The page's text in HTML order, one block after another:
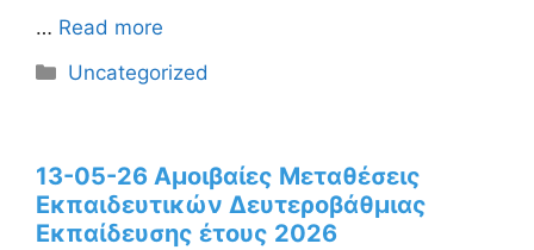
… Read more
Κατηγορίες
Uncategorized
13-05-26 Αμοιβαίες Μεταθέσεις
Εκπαιδευτικών Δευτεροβάθμιας
Εκπαίδευσης έτους 2026